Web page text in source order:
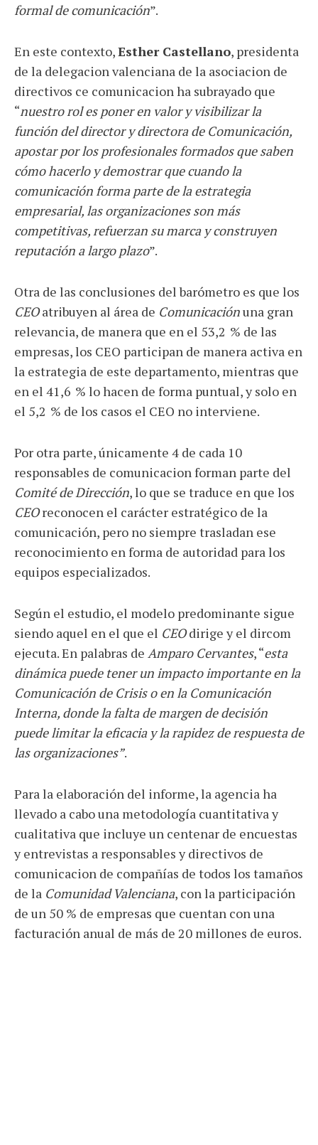
formal de comunicación”.
En este contexto,Esther Castellano, presidenta
de la delegacion valenciana de la asociacion de
directivos ce comunicacion ha subrayado que
“nuestro rol es poner en valor y visibilizar la
función del director y directora de Comunicación,
apostar por los profesionales formados que saben
cómo hacerlo y demostrar que cuando la
comunicación forma parte de la estrategia
empresarial, las organizaciones son más
competitivas, refuerzan su marca y construyen
reputación a largo plazo”.
Otra de las conclusiones del barómetro es que los
CEOatribuyen al área de Comunicaciónuna gran
relevancia, de manera que en el 53,2 % de las
empresas, los CEO participan de manera activa en
la estrategia de este departamento, mientras que
en el 41,6 % lo hacen de forma puntual, y solo en
el 5,2 % de los casos el CEO no interviene.
Por otra parte, únicamente 4 de cada 10
responsables de comunicacion forman parte del
Comité de Dirección, lo que se traduce en que los
CEOreconocen el carácter estratégico de la
comunicación, pero no siempre trasladan ese
reconocimiento en forma de autoridad para los
equipos especializados.
Según el estudio, el modelo predominante sigue
siendo aquel en el que el CEOdirige y el dircom
ejecuta. En palabras de Amparo Cervantes, “esta
dinámica puede tener un impacto importante en la
Comunicación de Crisis o en la Comunicación
Interna, donde la falta de margen de decisión
puede limitar la eficacia y la rapidez de respuesta de
las organizaciones”.
Para la elaboración del informe, la agencia ha
llevado a cabo una metodología cuantitativa y
cualitativa que incluye un centenar de encuestas
y entrevistas a responsables y directivos de
comunicacion de compañías de todos los tamaños
de la Comunidad Valenciana, con la participación
de un 50 % de empresas que cuentan con una
facturación anual de más de 20 millones de euros.